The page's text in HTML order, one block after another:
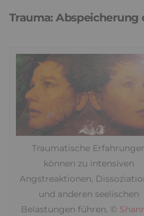
Trauma: Abspeicherung
Traumatische
können zu intensiven
Angstreaktionen,
und anderen seelischen
Belastungen führen. ©